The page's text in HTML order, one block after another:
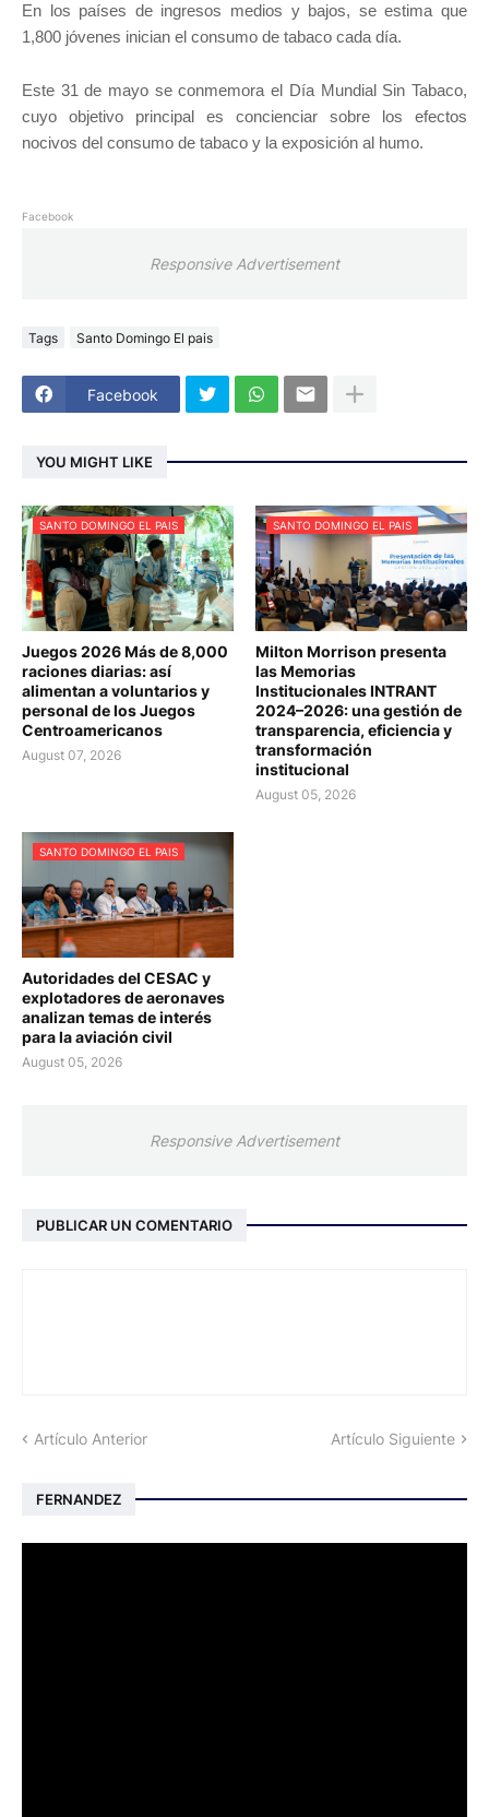
En los países de ingresos medios y bajos, se estima que
1,800 jóvenes inician el consumo de tabaco cada día.
Este 31 de mayo se conmemora el Día Mundial Sin Tabaco,
cuyo objetivo principal es concienciar sobre los efectos
nocivos del consumo de tabaco y la exposición al humo.
Facebook
Responsive Advertisement
Tags Santo Domingo El pais
Facebook
YOU MIGHT LIKE
SANTO DOMINGO EL PAIS
Juegos 2026 Más de 8,000
raciones diarias: así
alimentan a voluntarios y
personal de los Juegos
Centroamericanos
August 07, 2026
SANTO DOMINGO EL PAIS
Milton Morrison presenta
las Memorias
Institucionales INTRANT
2024–2026: una gestión de
transparencia, eficiencia y
transformación
institucional
August 05, 2026
SANTO DOMINGO EL PAIS
Autoridades del CESAC y
explotadores de aeronaves
analizan temas de interés
para la aviación civil
August 05, 2026
Responsive Advertisement
PUBLICAR UN COMENTARIO
Artículo Anterior Artículo Siguiente
FERNANDEZ